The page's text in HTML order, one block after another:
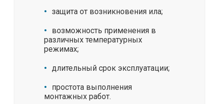
защита от возникновения ила;
возможность применения в
различных температурных
режимах;
длительный срок эксплуатации;
простота выполнения
монтажных работ.